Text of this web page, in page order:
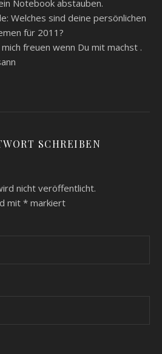
Notebook abstauben.
Welches sind deine persönlichen
für 2011?
freuen wenn Du mit machst .
SCHREIBEN
nicht veröffentlicht.
mit * markiert